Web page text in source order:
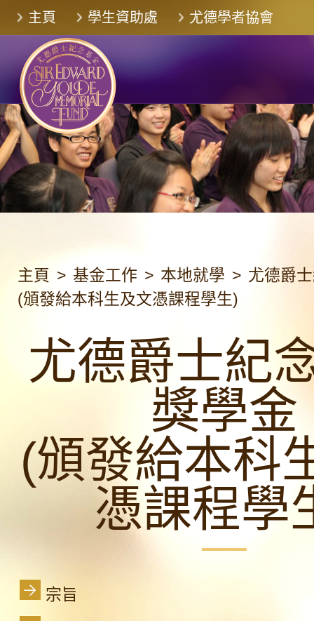
主頁 學生資助處 尤德學者協會
主頁 > 基金工作 > 本地就學 > 尤德爵
(頒發給本科生及文憑課程學生)
尤德爵士紀
獎學金
(頒發給本科
憑課程學
宗旨